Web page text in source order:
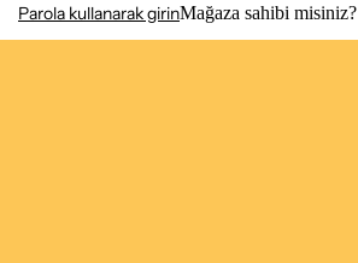
Parola kullanarak girinMağaza sahibi misiniz?